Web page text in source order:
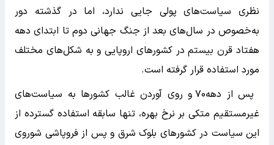
نظری سیاست‌های پولی جایی ندارد، اما در گذشته دور
به‌خصوص در سال‌های بعد از جنگ جهانی دوم تا ابتدای دهه
هفتاد قرن بیستم در کشورهای اروپایی و به شکل‌های مختلف
مورد استفاده قرار گرفته است.
پس از دهه۷۰ و روی آوردن غالب کشورها به سیاست‌های
غیرمستقیم متکی بر نرخ بهره، تنها سابقه استفاده گسترده از
این سیاست در کشورهای بلوک شرق و پس از فروپاشی شوروی